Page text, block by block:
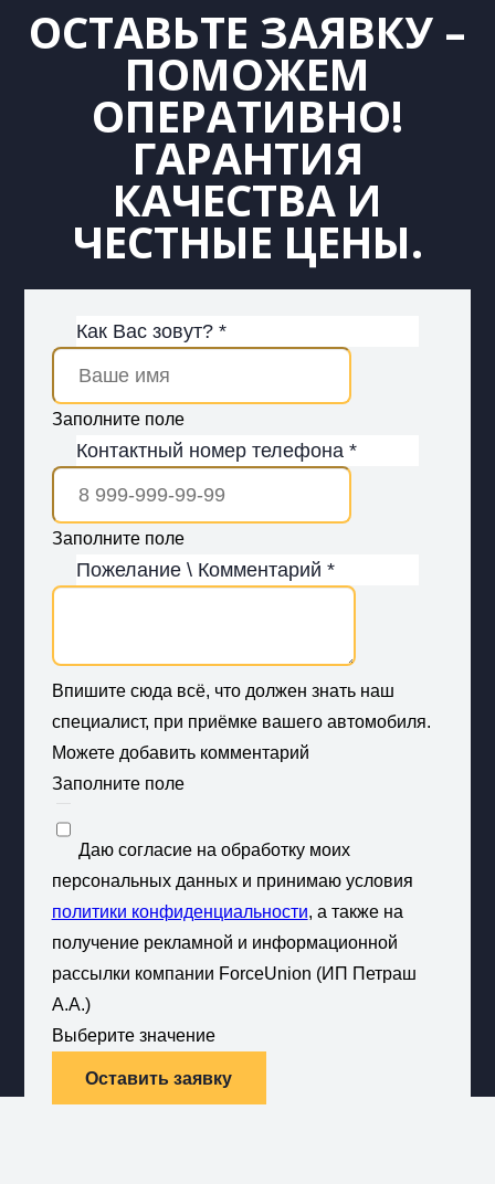
ОСТАВЬТЕ ЗАЯВКУ –
ПОМОЖЕМ
ОПЕРАТИВНО!
ГАРАНТИЯ
КАЧЕСТВА И
ЧЕСТНЫЕ ЦЕНЫ.
Как Вас зовут? *
Заполните поле
Контактный номер телефона *
Заполните поле
Пожелание \ Комментарий *
Впишите сюда всё, что должен знать наш
специалист, при приёмке вашего автомобиля.
Можете добавить комментарий
Заполните поле
Даю согласие на обработку моих
персональных данных и принимаю условия
политики конфиденциальности, а также на
получение рекламной и информационной
рассылки компании ForceUnion (ИП Петраш
А.А.)
Выберите значение
Оставить заявку